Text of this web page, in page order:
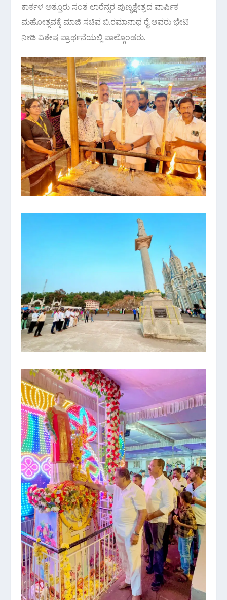
ಕಾರ್ಕಳ ಅತ್ತೂರು ಸಂತ ಲಾರೆನ್ಸರ ಪುಣ್ಯಕ್ಷೇತ್ರದ ವಾರ್ಷಿಕ
ಮಹೋತ್ಸವಕ್ಕೆ ಮಾಜಿ ಸಚಿವ ಬಿ.ರಮಾನಾಥ ರೈ ಆವರು ಭೇಟಿ
ನೀಡಿ ವಿಶೇಷ ಪ್ರಾರ್ಥನೆಯಲ್ಲಿ ಪಾಲ್ಗೊಂಡರು.